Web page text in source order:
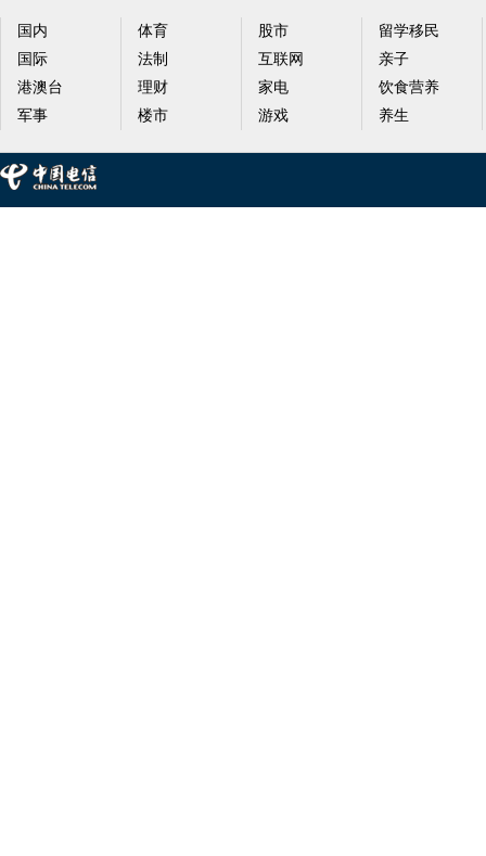
国内
国际
港澳台
军事
体育
法制
理财
楼市
股市
互联网
家电
游戏
留学移民
亲子
饮食营养
养生